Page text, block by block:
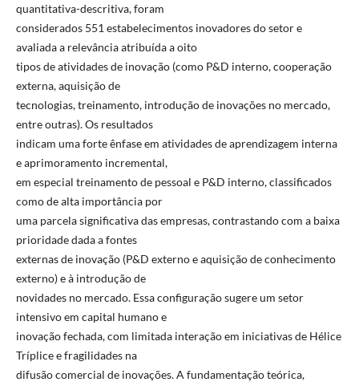
quantitativa-descritiva, foram
considerados 551 estabelecimentos inovadores do setor e
avaliada a relevância atribuída a oito
tipos de atividades de inovação (como P&D interno, cooperação
externa, aquisição de
tecnologias, treinamento, introdução de inovações no mercado,
entre outras). Os resultados
indicam uma forte ênfase em atividades de aprendizagem interna
e aprimoramento incremental,
em especial treinamento de pessoal e P&D interno, classificados
como de alta importância por
uma parcela significativa das empresas, contrastando com a baixa
prioridade dada a fontes
externas de inovação (P&D externo e aquisição de conhecimento
externo) e à introdução de
novidades no mercado. Essa configuração sugere um setor
intensivo em capital humano e
inovação fechada, com limitada interação em iniciativas de Hélice
Tríplice e fragilidades na
difusão comercial de inovações. A fundamentação teórica,